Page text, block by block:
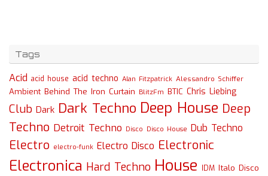
Tags
Acid acid house acid techno Alan Fitzpatrick Alessandro Schiffer
Ambient Behind The Iron Curtain BlitzFm BTIC Chris Liebing
Club Dark Dark Techno Deep House Deep
Techno Detroit Techno Disco Disco House Dub Techno
Electro electro-funk Electro Disco Electronic
Electronica Hard Techno House IDM Italo Disco